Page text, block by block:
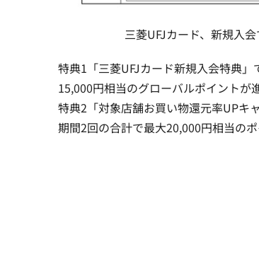
三菱UFJカード、新規入
特典1「三菱UFJカード新規入会特典
15,000円相当のグローバルポイントが
特典2「対象店舗お買い物還元率UPキ
期間2回の合計で最大20,000円相当の